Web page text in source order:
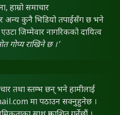
हाम्रो समाचार
र अन्य कुनै भिडियो तपाईंसँग छ भने
जिम्मेवार नागरिकको दायित्व
गोप्य राखिने छ ।’
तथा स्तम्भ छन् भने हामीलाई
मा पठाउन सक्नुहुनेछ ।